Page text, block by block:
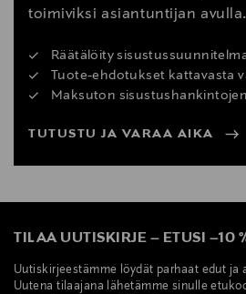
toimiviksi asiantuntijan avulla.
Räätälöity
Tuote-ehdotukset kattavasta
Maksuton
TUTUSTU JA VARAA AIKA
TILAA UUTISKIRJE – ETUSI –10
Uutiskirjeestämme löydät parhaat edut ja
Uutena tilaajana lähetämme sinulle